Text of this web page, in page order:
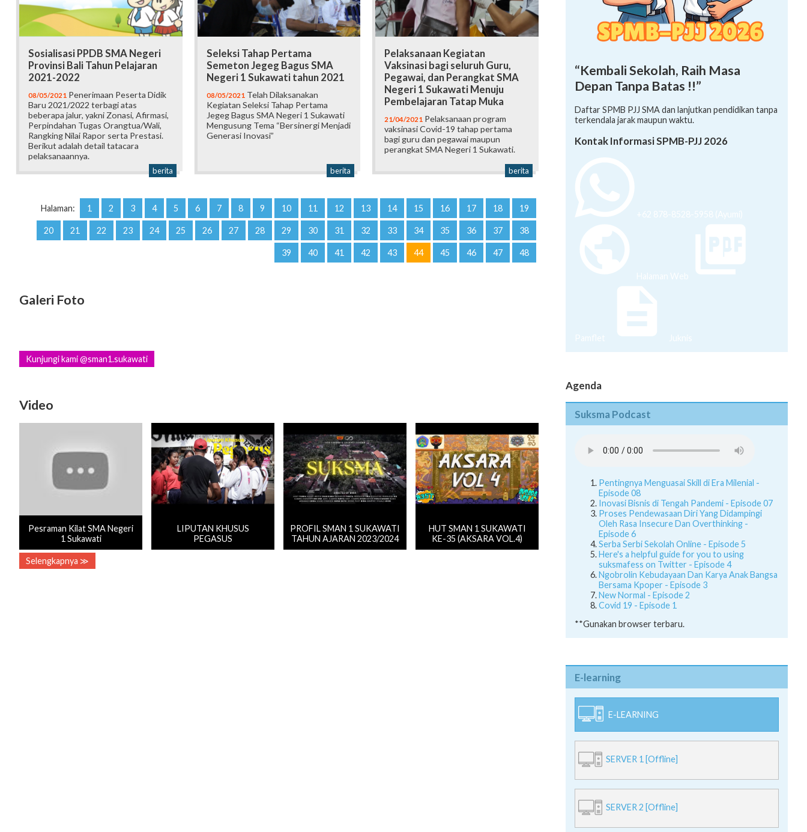
Sosialisasi PPDB SMA Negeri
Provinsi Bali Tahun Pelajaran
2021-2022
08/05/2021 Penerimaan Peserta Didik
Baru 2021/2022 terbagi atas
beberapa jalur, yakni Zonasi, Afirmasi,
Perpindahan Tugas Orangtua/Wali,
Rangking Nilai Rapor serta Prestasi.
Berikut adalah detail tatacara
pelaksanaannya.
berita
Seleksi Tahap Pertama
Semeton Jegeg Bagus SMA
Negeri 1 Sukawati tahun 2021
08/05/2021 Telah Dilaksanakan
Kegiatan Seleksi Tahap Pertama
Jegeg Bagus SMA Negeri 1 Sukawati
Mengusung Tema “Bersinergi Menjadi
Generasi Inovasi”
berita
Pelaksanaan Kegiatan
Vaksinasi bagi seluruh Guru,
Pegawai, dan Perangkat SMA
Negeri 1 Sukawati Menuju
Pembelajaran Tatap Muka
21/04/2021 Pelaksanaan program
vaksinasi Covid-19 tahap pertama
bagi guru dan pegawai maupun
perangkat SMA Negeri 1 Sukawati.
berita
Halaman: 1 2 3 4 5 6 7 8 9 10 11 12 13 14 15 16 17 18 19
20 21 22 23 24 25 26 27 28 29 30 31 32 33 34 35 36 37 38
39 40 41 42 43 44 45 46 47 48
Galeri Foto
Kunjungi kami @sman1.sukawati
Video
Pesraman Kilat SMA Negeri
1 Sukawati
LIPUTAN KHUSUS
PEGASUS
PROFIL SMAN 1 SUKAWATI
TAHUN AJARAN 2023/2024
HUT SMAN 1 SUKAWATI
KE-35 (AKSARA VOL.4)
Selengkapnya ≫
“Kembali Sekolah, Raih Masa
Depan Tanpa Batas !!”
Daftar SPMB PJJ SMA dan lanjutkan pendidikan tanpa
terkendala jarak maupun waktu.
Kontak Informasi SPMB-PJJ 2026
+62 878-8528-5958 (Ayumi)
Halaman Web
Pamflet Juknis
Agenda
Suksma Podcast
Pentingnya Menguasai Skill di Era Milenial -
Episode 08
Inovasi Bisnis di Tengah Pandemi - Episode 07
Proses Pendewasaan Diri Yang Didampingi
Oleh Rasa Insecure Dan Overthinking -
Episode 6
Serba Serbi Sekolah Online - Episode 5
Here's a helpful guide for you to using
suksmafess on Twitter - Episode 4
Ngobrolin Kebudayaan Dan Karya Anak Bangsa
Bersama Kpoper - Episode 3
New Normal - Episode 2
Covid 19 - Episode 1
**Gunakan browser terbaru.
E-learning
E-LEARNING
SERVER 1 [Offline]
SERVER 2 [Offline]